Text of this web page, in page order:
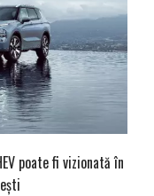
poate fi vizionată în